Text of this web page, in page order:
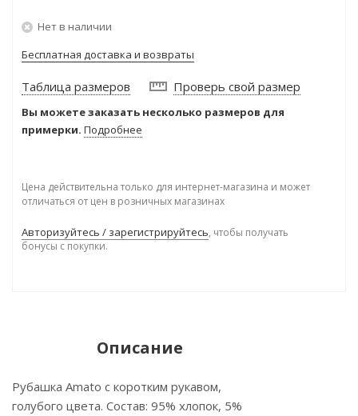
Нет в наличии
Бесплатная доставка и возвраты
Таблица размеров Проверь свой размер
Вы можете заказать несколько размеров для
примерки. Подробнее
Цена действительна только для интернет-магазина и может
отличаться от цен в розничных магазинах
Авторизуйтесь / зарегистрируйтесь, чтобы получать
бонусы с покупки.
Описание
Рубашка Amato с коротким рукавом,
голубого цвета. Состав: 95% хлопок, 5%